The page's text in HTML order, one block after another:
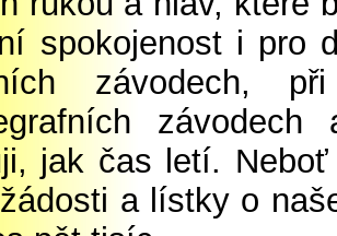
spokojenost i pro
jak čas letí.
a lístky o